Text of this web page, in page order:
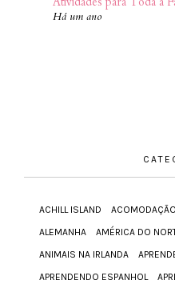
Há um ano
ACHILL ISLAND
ALEMANHA
AMÉRICA DO
ANIMAIS NA IRLANDA
APRENDENDO ESPANHOL